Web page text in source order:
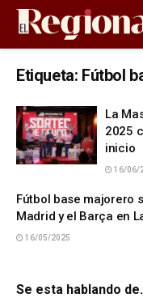
Etiqueta: Fútbol
La
2025
inicio
16/06/
Fútbol base majorero
Madrid y el Barça en
16/05/2025
Se esta hablando